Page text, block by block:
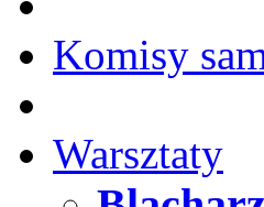
Komisy
Warsztaty